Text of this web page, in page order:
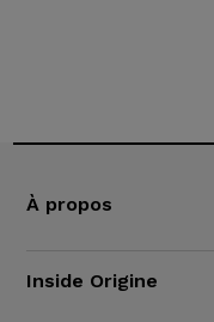
À propos
Inside Origine